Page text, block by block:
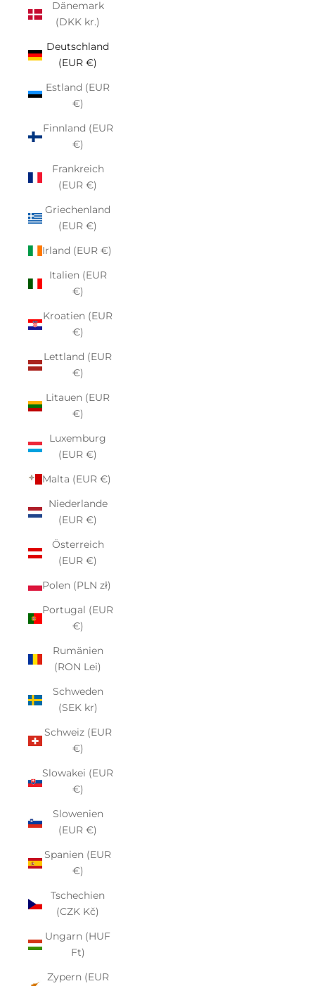
Dänemark
(DKK kr.)
Deutschland
(EUR €)
Estland (EUR
€)
Finnland (EUR
€)
Frankreich
(EUR €)
Griechenland
(EUR €)
Irland (EUR €)
Italien (EUR
€)
Kroatien (EUR
€)
Lettland (EUR
€)
Litauen (EUR
€)
Luxemburg
(EUR €)
Malta (EUR €)
Niederlande
(EUR €)
Österreich
(EUR €)
Polen (PLN zł)
Portugal (EUR
€)
Rumänien
(RON Lei)
Schweden
(SEK kr)
Schweiz (EUR
€)
Slowakei (EUR
€)
Slowenien
(EUR €)
Spanien (EUR
€)
Tschechien
(CZK Kč)
Ungarn (HUF
Ft)
Zypern (EUR